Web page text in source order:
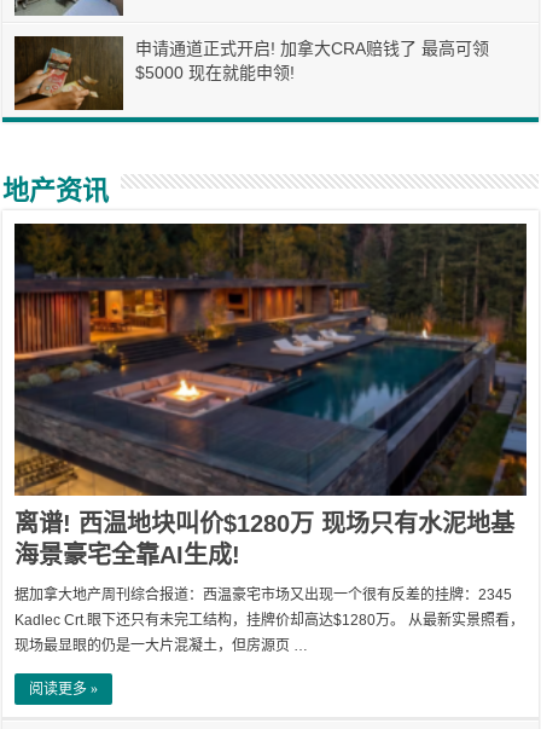
申请通道正式开启! 加拿大CRA赔钱了 最高可领
$5000 现在就能申领!
地产资讯
离谱! 西温地块叫价$1280万 现场只有水泥地基
海景豪宅全靠AI生成!
据加拿大地产周刊综合报道：西温豪宅市场又出现一个很有反差的挂牌：2345
Kadlec Crt.眼下还只有未完工结构，挂牌价却高达$1280万。 从最新实景照看，
现场最显眼的仍是一大片混凝土，但房源页 …
阅读更多 »